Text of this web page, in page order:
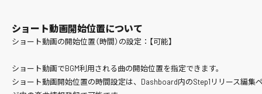
ショート動画開始位置について
ショート動画の開始位置（時間）の設定：【可能】
ショート動画でBGM利用される曲の開始位置を指定できます。
ショート動画開始位置の時間設定は、Dashboard内のStep1リリース編集